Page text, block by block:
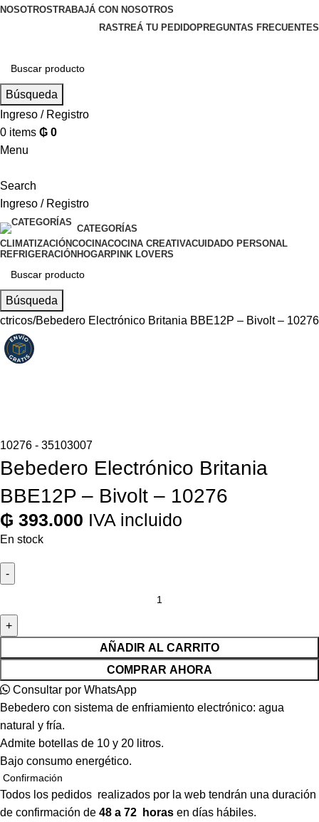
NOSOTROSTRABAJÁ CON NOSOTROS
RASTREÁ TU PEDIDOPREGUNTAS FRECUENTES
Búsqueda
Ingreso / Registro
0 items ₲ 0
Menu
Search
Ingreso / Registro
CATEGORÍAS
CLIMATIZACIÓNCOCINACOCINA CREATIVACUIDADO PERSONAL
REFRIGERACIÓN HOGARPINK LOVERS
Búsqueda
Bebedero Electrónico Britania BBE12P – Bivolt – 10276
10276 - 35103007
Bebedero Electrónico Britania
BBE12P – Bivolt – 10276
₲ 393.000 IVA incluido
En stock
AÑADIR AL CARRITO
COMPRAR AHORA
Consultar por WhatsApp
Bebedero con sistema de enfriamiento electrónico: agua
natural y fría.
Admite botellas de 10 y 20 litros.
Bajo consumo energético.
Confirmación
Todos los pedidos realizados por la web tendrán una duración
de confirmación de 48 a 72 horas en días hábiles.